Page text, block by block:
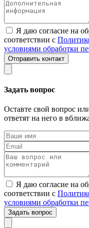
Я даю согласие на
соответствии с
условиями обработки
Отправить контакт
Задать вопрос
Оставте свой вопрос
ответят на него в
Я даю согласие на
соответствии с
условиями обработки
Задать вопрос